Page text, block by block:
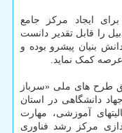
برای ایجاد مرکز جامع
را قابل تقدیر دانست
بنیان پیشرو بوده و
کمک نماید.
طرح های ملی «سرباز
دانشگاهی در استان
آموزشی، مهارت
مرکز رشد فناوری